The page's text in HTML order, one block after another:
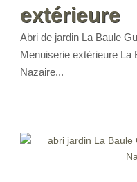
extérieure
Abri de jardin La Baule
Menuiserie extérieure La
Nazaire...